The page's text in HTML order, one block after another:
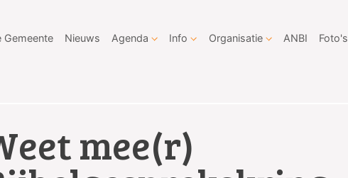
Gemeente Nieuws Agenda Info Organisatie ANBI Foto's
mee(r)